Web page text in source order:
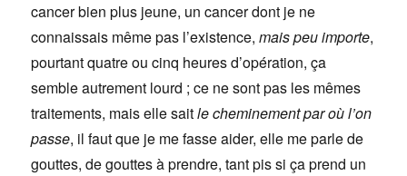
cancer bien plus jeune, un cancer dont je ne
connaissais même pas l’existence,mais peu importe,
pourtant quatre ou cinq heures d’opération, ça
semble autrement lourd ; ce ne sont pas les mêmes
traitements, mais elle saitle cheminement par où l’on
passe, il faut que je me fasse aider, elle me parle de
gouttes, de gouttes à prendre, tant pis si ça prend un